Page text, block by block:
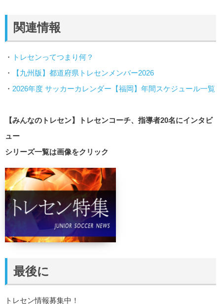
関連情報
・
トレセンってつまり何？
・
【九州版】都道府県トレセンメンバー2026
・ 2026年度 サッカーカレンダー【福岡】年間スケジュール一覧
【みんなのトレセン】トレセンコーチ、指導者20名にインタビ
ュー
シリーズ一覧は画像をクリック
最後に
トレセン情報募集中！